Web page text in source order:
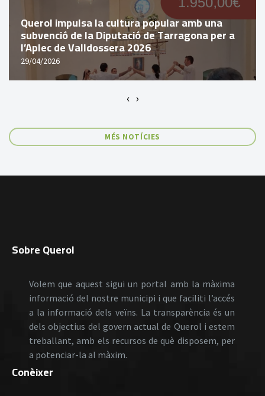
Querol impulsa la cultura popular amb una
subvenció de la Diputació de Tarragona per a
l’Aplec de Valldossera 2026
29/04/2026
‹ ›
MÉS NOTÍCIES
Sobre Querol
Volem que aquest sigui un portal amb la màxima
informació del nostre municipi i que faciliti l’accés
a la informació dels veïns. La transparència és un
dels objectius del govern actual de Querol i estem
treballant, amb els recursos de què disposem, per
a potenciar-la al màxim.
Conèixer